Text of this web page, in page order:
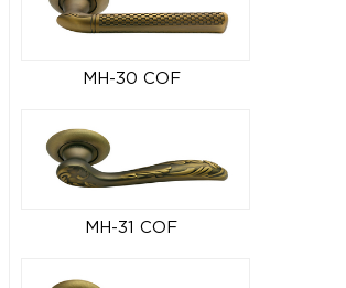
MH-30 COF
MH-31 COF